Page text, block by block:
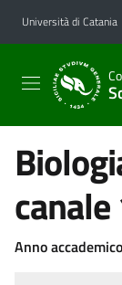
Vai al contenuto
Vai al menu di
Università di Catania
canale
Anno